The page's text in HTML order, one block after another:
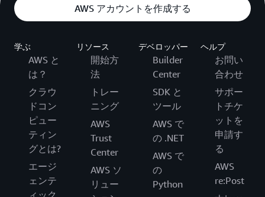
AWS アカウントを作成する
学ぶ
AWS と
は？
クラウ
ドコン
ピュー
ティン
グとは?
エージ
ェンテ
ィック
リソース
開始方
法
トレー
ニング
AWS
Trust
Center
AWS ソ
リュー
デベロッパー
Builder
Center
SDK と
ツール
AWS で
の .NET
AWS で
の
Python
ヘルプ
お問い
合わせ
サポー
トチケ
ットを
申請す
る
AWS
re:Post